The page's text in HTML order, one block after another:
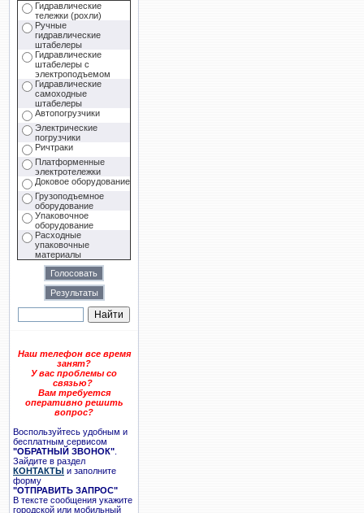
Гидравлические
тележки (рохли)
Ручные
гидравлические
штабелеры
Гидравлические
штабелеры с
электроподъемом
Гидравлические
самоходные
штабелеры
Автопогрузчики
Электрические
погрузчики
Ричтраки
Платформенные
электротележки
Доковое оборудование
Грузоподъемное
оборудование
Упаковочное
оборудование
Расходные
упаковочные
материалы
Наш телефон все время
занят?
У вас проблемы со
связью?
Вам требуется
оперативно решить
вопрос?
Воспользуйтесь удобным и
бесплатным сервисом
"ОБРАТНЫЙ ЗВОНОК"
Зайдите в раздел
КОНТАКТЫ и заполните
форму
"ОТПРАВИТЬ ЗАПРОС"
В тексте сообщения укажите
городской или мобильный